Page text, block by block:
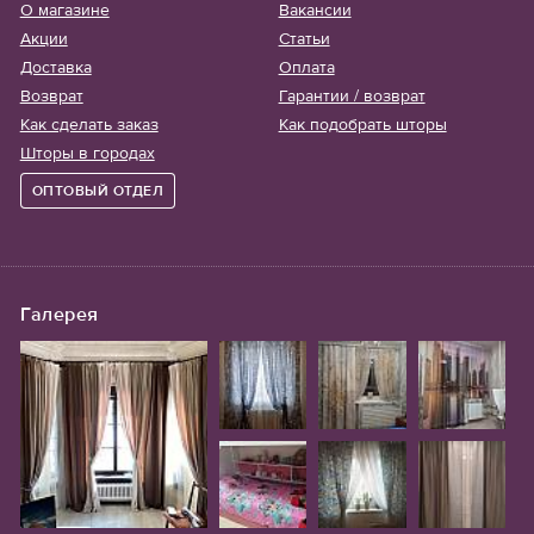
О магазине
Вакансии
Акции
Статьи
Доставка
Оплата
Возврат
Гарантии / возврат
Как сделать заказ
Как подобрать шторы
Шторы в городах
ОПТОВЫЙ ОТДЕЛ
Галерея